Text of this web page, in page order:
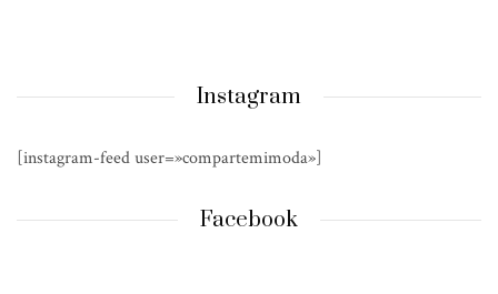
Instagram
[instagram-feed user=»compartemimoda»]
Facebook